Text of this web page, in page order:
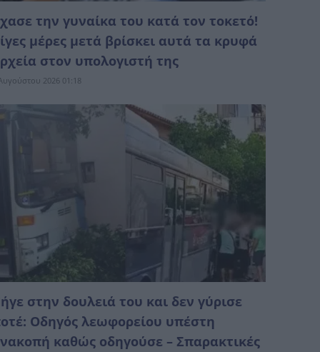
την γυναίκα του κατά τον τοκετό!
μέρες μετά βρίσκει αυτά τα κρυφά
στον υπολογιστή της
2026 01:18
στην δουλειά του και δεν γύρισε
Οδηγός λεωφορείου υπέστη
καθώς οδηγούσε – Σπαρακτικές